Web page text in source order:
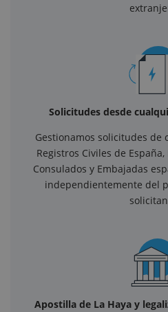
Solicitudes desde
Gestionamos solicitudes de
Registros Civiles de
Consulados y Embajadas
independientemente del
Apostilla de La Haya y